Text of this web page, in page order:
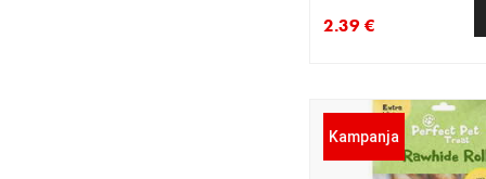
2.39 €
Kampanja